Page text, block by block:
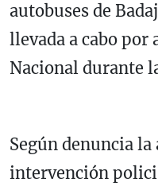
autobuses de
llevada a cabo por
Nacional durante
Según denuncia
intervención